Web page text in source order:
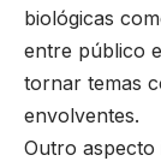
biológicas
entre público
tornar temas
envolventes.
Outro aspecto